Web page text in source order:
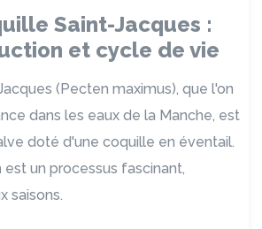
Saint-Jacques :
et cycle de vie
(Pecten maximus), que l'on
dans les eaux de la Manche, est
doté d'une coquille en éventail.
est un processus fascinant,
saisons.